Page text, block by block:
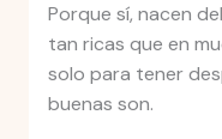
Porque sí, nacen
tan ricas que en
solo para tener
buenas son.